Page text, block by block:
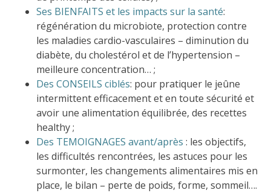
Ses BIENFAITS et les impacts sur la santé:
régénération du microbiote, protection contre
les maladies cardio-vasculaires – diminution du
diabète, du cholestérol et de l’hypertension –
meilleure concentration… ;
Des CONSEILS ciblés: pour pratiquer le jeûne
intermittent efficacement et en toute sécurité et
avoir une alimentation équilibrée, des recettes
healthy ;
Des TEMOIGNAGES avant/après : les objectifs,
les difficultés rencontrées, les astuces pour les
surmonter, les changements alimentaires mis en
place, le bilan – perte de poids, forme, sommeil….